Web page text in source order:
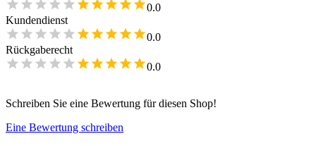
0.0
Kundendienst
0.0
Rückgaberecht
0.0
Schreiben Sie eine Bewertung für diesen Shop!
Eine Bewertung schreiben